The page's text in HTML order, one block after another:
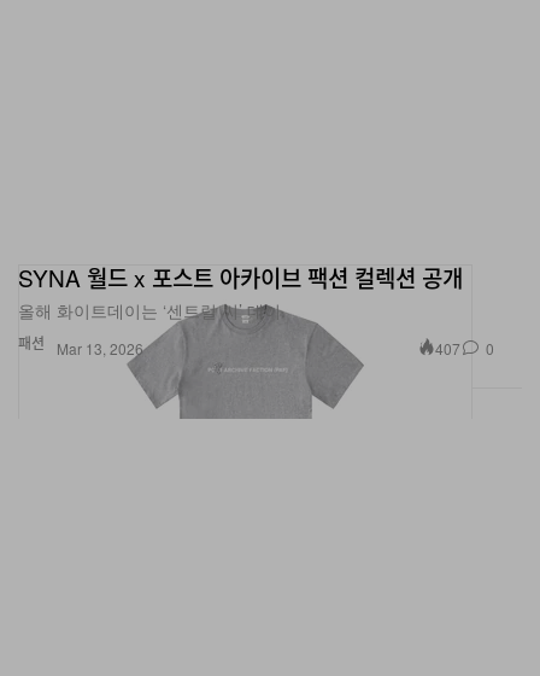
패션
SYNA 월드 x 포스트 아카이브 팩션 컬렉션 공개
올해 화이트데이는 ‘센트럴 씨’ 데이.
Mar 13, 2026 407 0